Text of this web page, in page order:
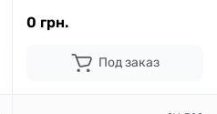
0 грн.
Под заказ